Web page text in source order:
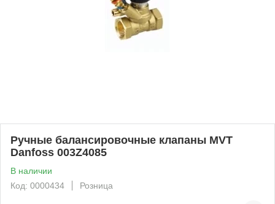
Ручные балансировочные клапаны MVT
Danfoss 003Z4085
В наличии
Код: 0000434
Розница